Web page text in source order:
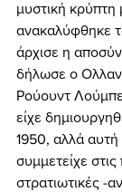
μυστική κρύπτη
ανακαλύφθηκε
άρχισε η
δήλωσε ο
Ρούουντ
είχε
1950, αλλά
συμμετείχε
στρατιωτικές -